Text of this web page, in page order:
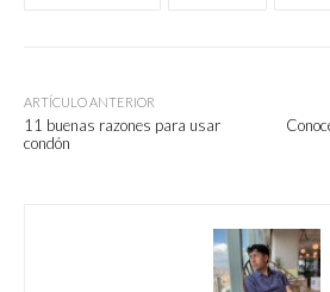
ARTÍCULO ANTERIOR
11 buenas razones para usar
condón